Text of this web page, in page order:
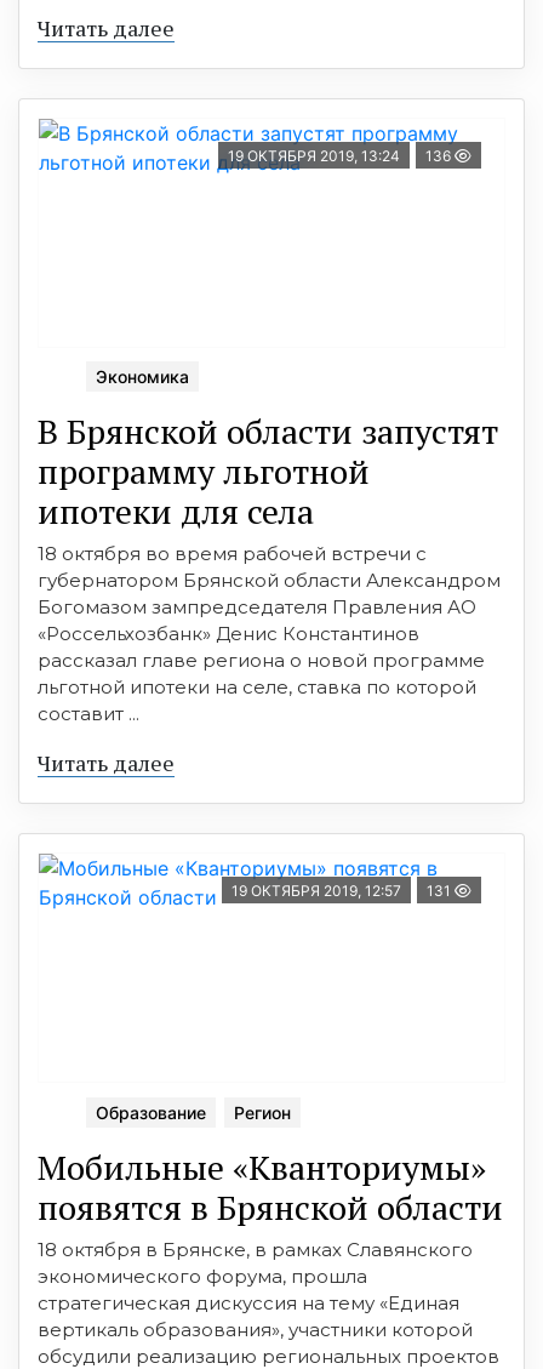
Читать далее
19 ОКТЯБРЯ 2019, 13:24 136
Экономика
В Брянской области запустят
программу льготной
ипотеки для села
18 октября во время рабочей встречи с
губернатором Брянской области Александром
Богомазом зампредседателя Правления АО
«Россельхозбанк» Денис Константинов
рассказал главе региона о новой программе
льготной ипотеки на селе, ставка по которой
составит ...
Читать далее
19 ОКТЯБРЯ 2019, 12:57 131
Образование Регион
Мобильные «Кванториумы»
появятся в Брянской области
18 октября в Брянске, в рамках Славянского
экономического форума, прошла
стратегическая дискуссия на тему «Единая
вертикаль образования», участники которой
обсудили реализацию региональных проектов